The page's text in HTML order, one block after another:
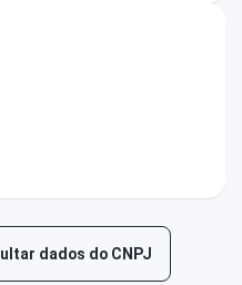
dados do CNPJ